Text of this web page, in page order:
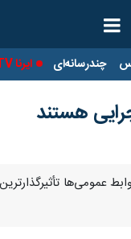
چندرسانه‌ای ایرنا TV
هستند